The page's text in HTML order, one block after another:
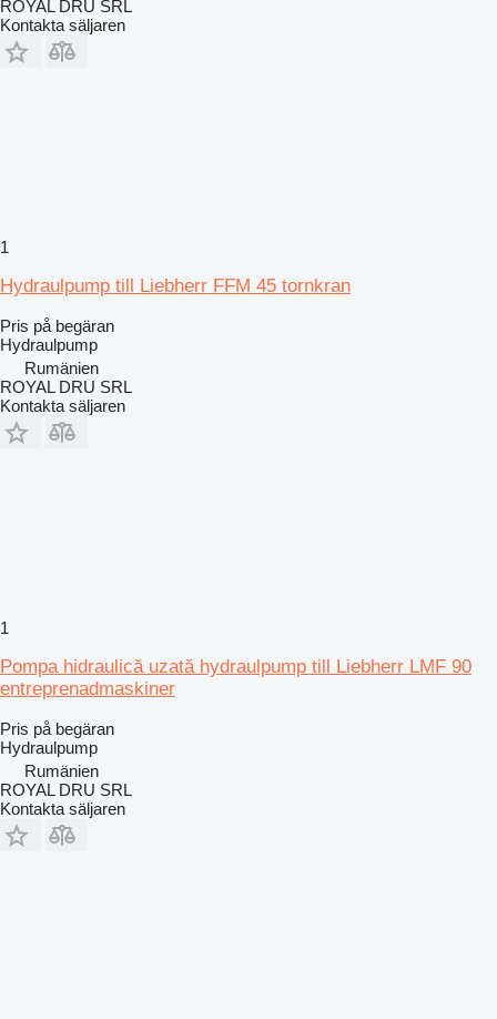
ROYAL DRU SRL
Kontakta säljaren
1
Hydraulpump till Liebherr FFM 45 tornkran
Pris på begäran
Hydraulpump
Rumänien
ROYAL DRU SRL
Kontakta säljaren
1
Pompa hidraulică uzată hydraulpump till Liebherr LMF 90
entreprenadmaskiner
Pris på begäran
Hydraulpump
Rumänien
ROYAL DRU SRL
Kontakta säljaren